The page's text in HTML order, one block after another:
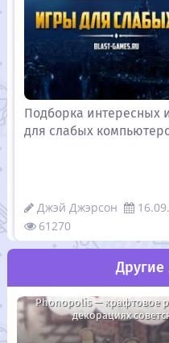
Подборка интересных
для слабых
Джэй Джэрсон
61270
Phonopolis — крафтовое
декорациях